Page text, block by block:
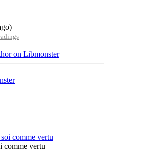
on Libmonster
comme vertu
comme vertu